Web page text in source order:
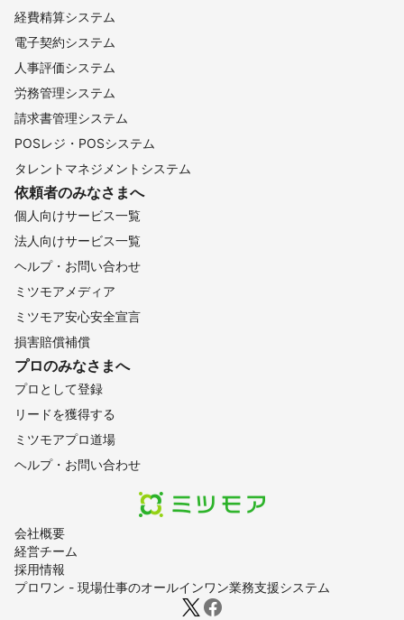
会社概要
経営チーム
採用情報
プロワン - 現場仕事のオールインワン業務支援システム
経費精算システム
電子契約システム
人事評価システム
労務管理システム
請求書管理システム
POSレジ・POSシステム
タレントマネジメントシステム
依頼者のみなさまへ
個人向けサービス一覧
法人向けサービス一覧
ヘルプ・お問い合わせ
ミツモアメディア
ミツモア安心安全宣言
損害賠償補償
プロのみなさまへ
プロとして登録
リードを獲得する
ミツモアプロ道場
ヘルプ・お問い合わせ